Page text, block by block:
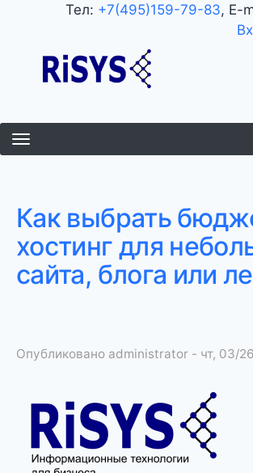
основному
содержанию
Тел: +7(495)159-79-83, E-
Как выбрать
хостинг для
сайта, блога или
Опубликовано administrator - чт, 03/